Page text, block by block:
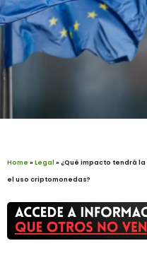
Home »Legal »¿Qué impacto tendrá
el uso criptomonedas?